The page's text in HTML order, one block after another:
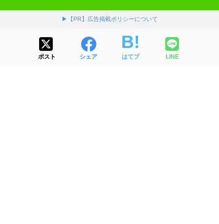
▶【PR】広告掲載ポリシーについて
ポスト シェア はてブ LINE